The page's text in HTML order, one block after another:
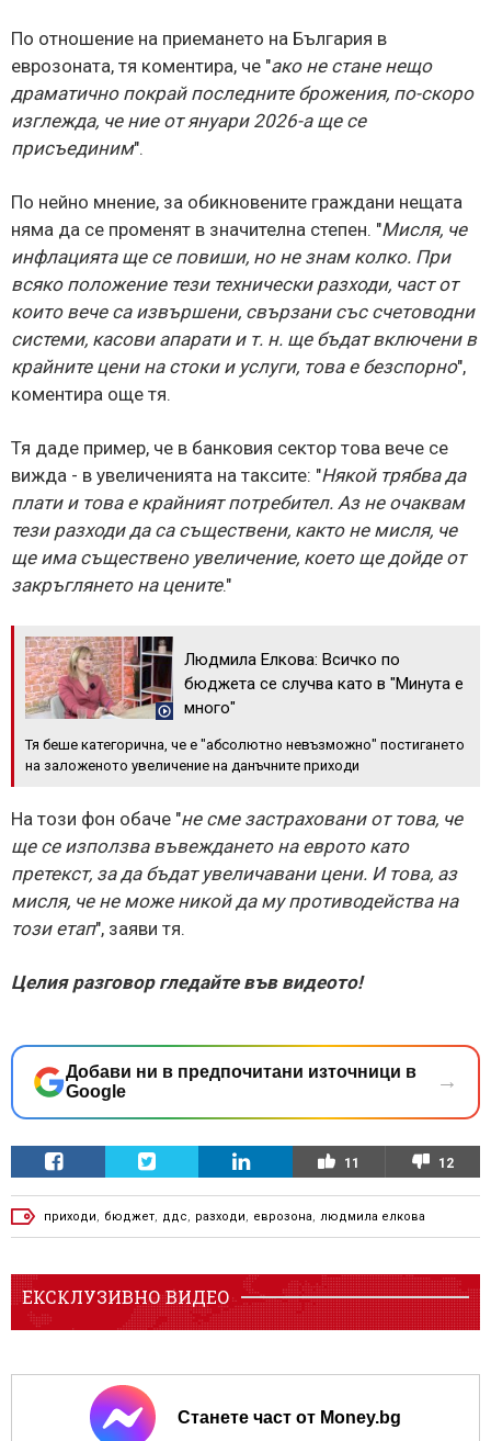
По отношение на приемането на България в
еврозоната, тя коментира, че "ако не стане нещо
драматично покрай последните брожения, по-скоро
изглежда, че ние от януари 2026-а ще се
присъединим".
По нейно мнение, за обикновените граждани нещата
няма да се променят в значителна степен. "Мисля, че
инфлацията ще се повиши, но не знам колко. При
всяко положение тези технически разходи, част от
които вече са извършени, свързани със счетоводни
системи, касови апарати и т. н. ще бъдат включени в
крайните цени на стоки и услуги, това е безспорно",
коментира още тя.
Тя даде пример, че в банковия сектор това вече се
вижда - в увеличенията на таксите: "Някой трябва да
плати и това е крайният потребител. Аз не очаквам
тези разходи да са съществени, както не мисля, че
ще има съществено увеличение, което ще дойде от
закръглянето на цените."
Людмила Елкова: Всичко по
бюджета се случва като в "Минута е
много"
Тя беше категорична, че е "абсолютно невъзможно" постигането
на заложеното увеличение на данъчните приходи
На този фон обаче "не сме застраховани от това, че
ще се използва въвеждането на еврото като
претекст, за да бъдат увеличавани цени. И това, аз
мисля, че не може никой да му противодейства на
този етап", заяви тя.
Целия разговор гледайте във видеото!
Добави ни в предпочитани източници в
Google
→
11 12
приходи бюджет ддс разходи еврозона людмила елкова
ЕКСКЛУЗИВНО ВИДЕО
Станете част от Money.bg